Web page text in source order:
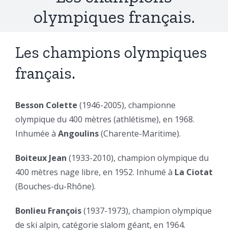
olympiques français.
Les champions olympiques
français.
Besson Colette (1946-2005), championne
olympique du 400 mètres (athlétisme), en 1968.
Inhumée à Angoulins(Charente-Maritime).
Boiteux Jean (1933-2010), champion olympique du
400 mètres nage libre, en 1952. Inhumé à La Ciotat
(Bouches-du-Rhône).
Bonlieu François(1937-1973), champion olympique
de ski alpin, catégorie slalom géant, en 1964.